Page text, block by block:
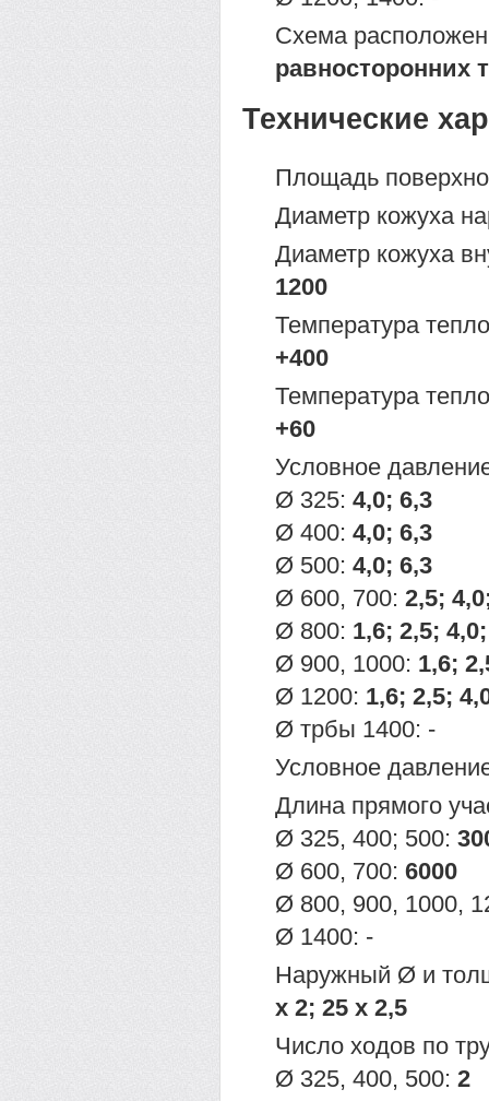
Схема
равносторонних
Технические
Площадь
Диаметр кожуха
Диаметр кожуха
1200
Температура
+400
Температура
+60
Условное
Ø 325: 4,0; 6,3
Ø 400: 4,0; 6,3
Ø 500: 4,0; 6,3
Ø 600, 700: 2,5;
Ø 800: 1,6; 2,5;
Ø 900, 1000: 1,6;
Ø 1200: 1,6; 2,5;
Ø трбы 1400: -
Условное
Длина прямого
Ø 325, 400; 500:
Ø 600, 700: 6000
Ø 800, 900, 1000,
Ø 1400: -
Наружный Ø и
х 2; 25 х 2,5
Число ходов по
Ø 325, 400, 500: 2